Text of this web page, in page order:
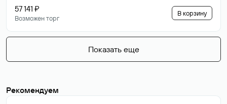
57 141 ₽
Возможен торг
В корзину
Показать еще
Рекомендуем